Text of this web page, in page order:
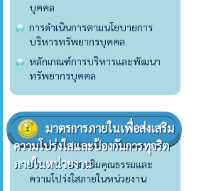
บุคคล
การดำเนินการตามนโยบายการ
บริหารทรัพยากรบุคคล
หลักเกณฑ์การบริหารและพัฒนา
ทรัพยากรบุคคล
มาตรการภายในเพื่อส่งเสริม
ความโปร่งใสและป้องกันการทุจริต
ภายในหน่วยงาน
มาตราการส่งเสริมคุณธรรมและ
ความโปร่งใสภายในหน่วยงาน